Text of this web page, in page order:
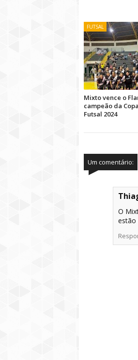
FUTSAL
Mixto vence o
campeão da
Futsal 2024
Um comentário:
O
estão